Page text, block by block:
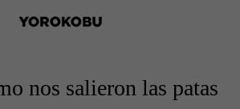
nos salieron las patas